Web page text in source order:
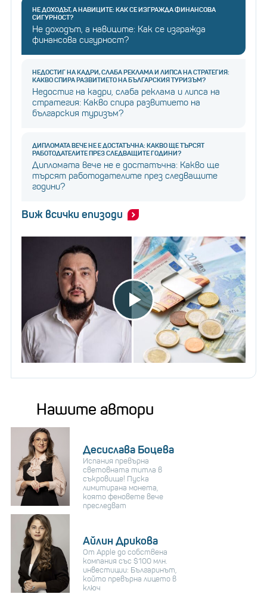
НЕ ДОХОДЪТ, А НАВИЦИТЕ: КАК СЕ ИЗГРАЖДА ФИНАНСОВА
СИГУРНОСТ?
Не доходът, а навиците: Как се изгражда
финансова сигурност?
НЕДОСТИГ НА КАДРИ, СЛАБА РЕКЛАМА И ЛИПСА НА СТРАТЕГИЯ:
КАКВО СПИРА РАЗВИТИЕТО НА БЪЛГАРСКИЯ ТУРИЗЪМ?
Недостиг на кадри, слаба реклама и липса на
стратегия: Какво спира развитието на
българския туризъм?
ДИПЛОМАТА ВЕЧЕ НЕ Е ДОСТАТЪЧНА: КАКВО ЩЕ ТЪРСЯТ
РАБОТОДАТЕЛИТЕ ПРЕЗ СЛЕДВАЩИТЕ ГОДИНИ?
Дипломата вече не е достатъчна: Какво ще
търсят работодателите през следващите
години?
Виж всички епизоди
Нашите автори
Десислава Боцева
Испания превърна
световната титла в
съкровище! Пуска
лимитирана монета,
която феновете вече
преследват
Айлин Дрикова
От Apple до собствена
компания със $100 млн.
инвестиции: Българинът,
който превърна лицето в
ключ